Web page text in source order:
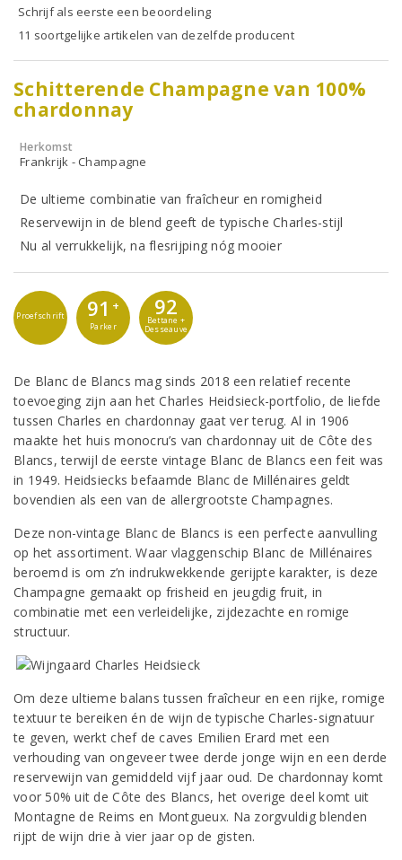
Schrijf als eerste een beoordeling
11 soortgelijke artikelen van dezelfde producent
Schitterende Champagne van 100%
chardonnay
Herkomst
Frankrijk - Champagne
De ultieme combinatie van fraîcheur en romigheid
Reservewijn in de blend geeft de typische Charles-stijl
Nu al verrukkelijk, na flesrijping nóg mooier
Proefschrift 91 +
Parker
92
Bettane +
Desseauve
De Blanc de Blancs mag sinds 2018 een relatief recente
toevoeging zijn aan het Charles Heidsieck-portfolio, de liefde
tussen Charles en chardonnay gaat ver terug. Al in 1906
maakte het huis monocru’s van chardonnay uit de Côte des
Blancs, terwijl de eerste vintage Blanc de Blancs een feit was
in 1949. Heidsiecks befaamde Blanc de Millénaires geldt
bovendien als een van de allergrootste Champagnes.
Deze non-vintage Blanc de Blancs is een perfecte aanvulling
op het assortiment. Waar vlaggenschip Blanc de Millénaires
beroemd is om z’n indrukwekkende gerijpte karakter, is deze
Champagne gemaakt op frisheid en jeugdig fruit, in
combinatie met een verleidelijke, zijdezachte en romige
structuur.
Om deze ultieme balans tussen fraîcheur en een rijke, romige
textuur te bereiken én de wijn de typische Charles-signatuur
te geven, werkt chef de caves Emilien Erard met een
verhouding van ongeveer twee derde jonge wijn en een derde
reservewijn van gemiddeld vijf jaar oud. De chardonnay komt
voor 50% uit de Côte des Blancs, het overige deel komt uit
Montagne de Reims en Montgueux. Na zorgvuldig blenden
rijpt de wijn drie à vier jaar op de gisten.